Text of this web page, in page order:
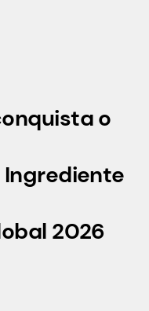
o
Ingrediente
2026